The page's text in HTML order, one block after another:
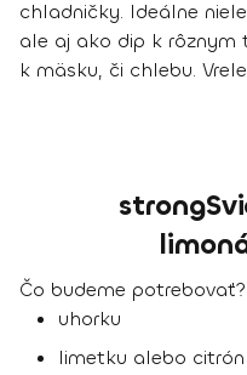
chladničky. Ideálne
ale aj ako dip k rôznym
k mäsku, či chlebu.
Čo budeme potrebovať?
uhorku
limetku alebo citrón